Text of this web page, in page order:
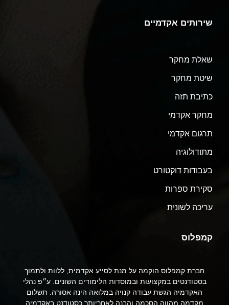
שירותים אקדמיים
שאלת מחקר
שיטת מחקר
כתיבת תזה
מחקר אקדמי
תרגום אקדמי
מתודולוגיה
בעבודות דוקטורט
סקירת ספרות
עריכה לשונית
קמפלוס
חברת קמפלוס הוקמה על מנת לסייע אקדמית, ללוות ולתמוך
בסטודנטים במקצועות ובמוסדות הלימודים השונים. ע״פ נהלי
האקדמיה הגשת עבודה קנויה במלואה הינה אסורה. תשלום
מקדמה מהווה הסכמה והבנה לאחריותך כסטודנט באקדמיה